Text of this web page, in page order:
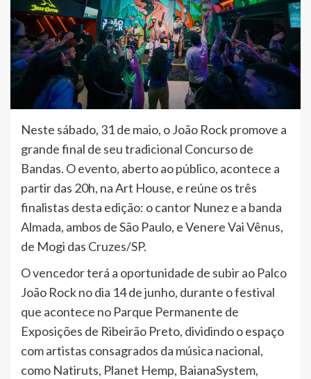
Neste sábado, 31 de maio, o João Rock promove a
grande final de seu tradicional Concurso de
Bandas. O evento, aberto ao público, acontece a
partir das 20h, na Art House, e reúne os três
finalistas desta edição: o cantor Nunez e a banda
Almada, ambos de São Paulo, e Venere Vai Vênus,
de Mogi das Cruzes/SP.
O vencedor terá a oportunidade de subir ao Palco
João Rock no dia 14 de junho, durante o festival
que acontece no Parque Permanente de
Exposições de Ribeirão Preto, dividindo o espaço
com artistas consagrados da música nacional,
como Natiruts, Planet Hemp, BaianaSystem,